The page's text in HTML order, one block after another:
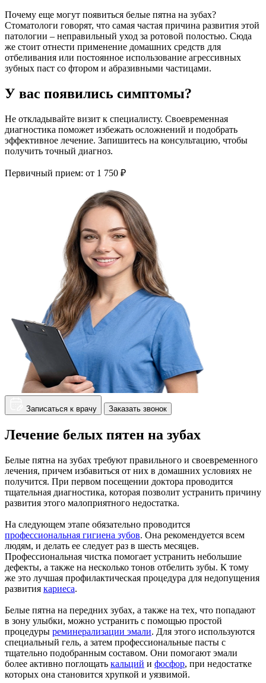
Почему еще могут появиться белые пятна на зубах?
Стоматологи говорят, что самая частая причина развития этой
патологии – неправильный уход за ротовой полостью. Сюда
же стоит отнести применение домашних средств для
отбеливания или постоянное использование агрессивных
зубных паст со фтором и абразивными частицами.
У вас появились симптомы?
Не откладывайте визит к специалисту. Своевременная
диагностика поможет избежать осложнений и подобрать
эффективное лечение. Запишитесь на консультацию, чтобы
получить точный диагноз.
Первичный прием: от 1 750 ₽
Записаться к врачу Заказать звонок
Лечение белых пятен на зубах
Белые пятна на зубах требуют правильного и своевременного
лечения, причем избавиться от них в домашних условиях не
получится. При первом посещении доктора проводится
тщательная диагностика, которая позволит устранить причину
развития этого малоприятного недостатка.
На следующем этапе обязательно проводится
профессиональная гигиена зубов. Она рекомендуется всем
людям, и делать ее следует раз в шесть месяцев.
Профессиональная чистка помогает устранить небольшие
дефекты, а также на несколько тонов отбелить зубы. К тому
же это лучшая профилактическая процедура для недопущения
развития кариеса.
Белые пятна на передних зубах, а также на тех, что попадают
в зону улыбки, можно устранить с помощью простой
процедуры реминерализации эмали. Для этого используются
специальный гель, а затем профессиональные пасты с
тщательно подобранным составом. Они помогают эмали
более активно поглощать кальций и фосфор, при недостатке
которых она становится хрупкой и уязвимой.